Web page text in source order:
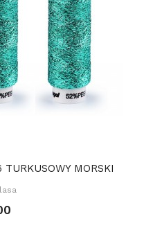
MORSKI